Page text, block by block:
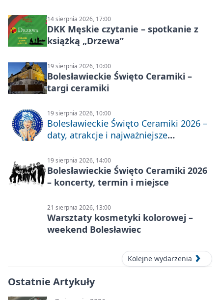
14 sierpnia 2026, 17:00
DKK Męskie czytanie – spotkanie z
książką „Drzewa”
19 sierpnia 2026, 10:00
Bolesławieckie Święto Ceramiki –
targi ceramiki
19 sierpnia 2026, 10:00
Bolesławieckie Święto Ceramiki 2026 –
daty, atrakcje i najważniejsze
19 sierpnia 2026, 14:00
Bolesławieckie Święto Ceramiki 2026
– koncerty, termin i miejsce
21 sierpnia 2026, 13:00
Warsztaty kosmetyki kolorowej –
weekend Bolesławiec
Kolejne wydarzenia
Ostatnie Artykuły